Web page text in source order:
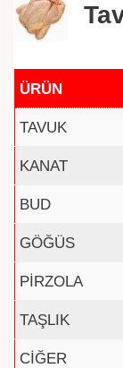
ÜRÜN
TAVUK
KANAT
BUD
GÖĞÜS
PİRZOLA
TAŞLIK
CİĞER